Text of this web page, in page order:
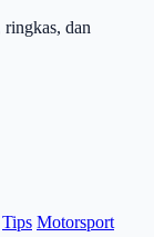
dan
Tips Motorsport